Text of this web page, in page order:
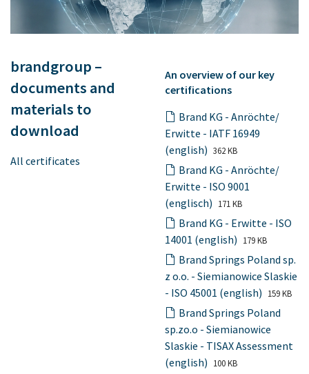
brandgroup –
documents and
materials to
download
All certificates
An overview of our key
certifications
Brand KG - Anröchte/
Erwitte - IATF 16949
(english) 362 KB
Brand KG - Anröchte/
Erwitte - ISO 9001
(englisch)
171 KB
Brand KG - Erwitte - ISO
14001 (english)
179 KB
Brand Springs Poland sp.
z o.o. - Siemianowice Slaskie
- ISO 45001 (english)
159 KB
Brand Springs Poland
sp.zo.o - Siemianowice
Slaskie - TISAX Assessment
(english)
100 KB